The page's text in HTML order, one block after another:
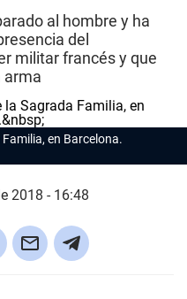
al hombre y ha
del
militar francés y que
arma
en Barcelona.
2018 - 16:48